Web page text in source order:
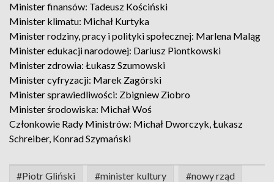
Minister finansów: Tadeusz Kościński
Minister klimatu: Michał Kurtyka
Minister rodziny, pracy i polityki społecznej: Marlena Maląg
Minister edukacji narodowej: Dariusz Piontkowski
Minister zdrowia: Łukasz Szumowski
Minister cyfryzacji: Marek Zagórski
Minister sprawiedliwości: Zbigniew Ziobro
Minister środowiska: Michał Woś
Członkowie Rady Ministrów: Michał Dworczyk, Łukasz
Schreiber, Konrad Szymański
#Piotr Gliński #minister kultury #nowy rząd